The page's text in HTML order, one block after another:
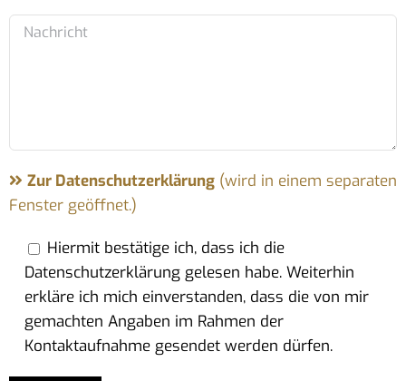
Zur Datenschutzerklärung(wird in einem separaten
Fenster geöffnet.)
Hiermit bestätige ich, dass ich die
Datenschutzerklärung gelesen habe. Weiterhin
erkläre ich mich einverstanden, dass die von mir
gemachten Angaben im Rahmen der
Kontaktaufnahme gesendet werden dürfen.